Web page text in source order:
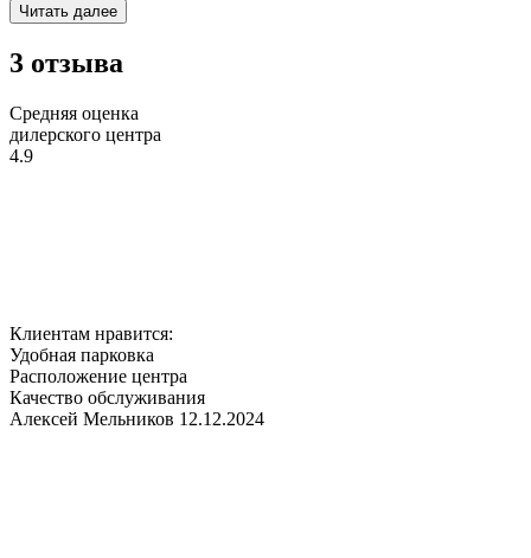
Читать далее
3 отзыва
Средняя оценка
дилерского центра
4.9
Клиентам нравится:
Удобная парковка
Расположение центра
Качество обслуживания
Алексей Мельников 12.12.2024